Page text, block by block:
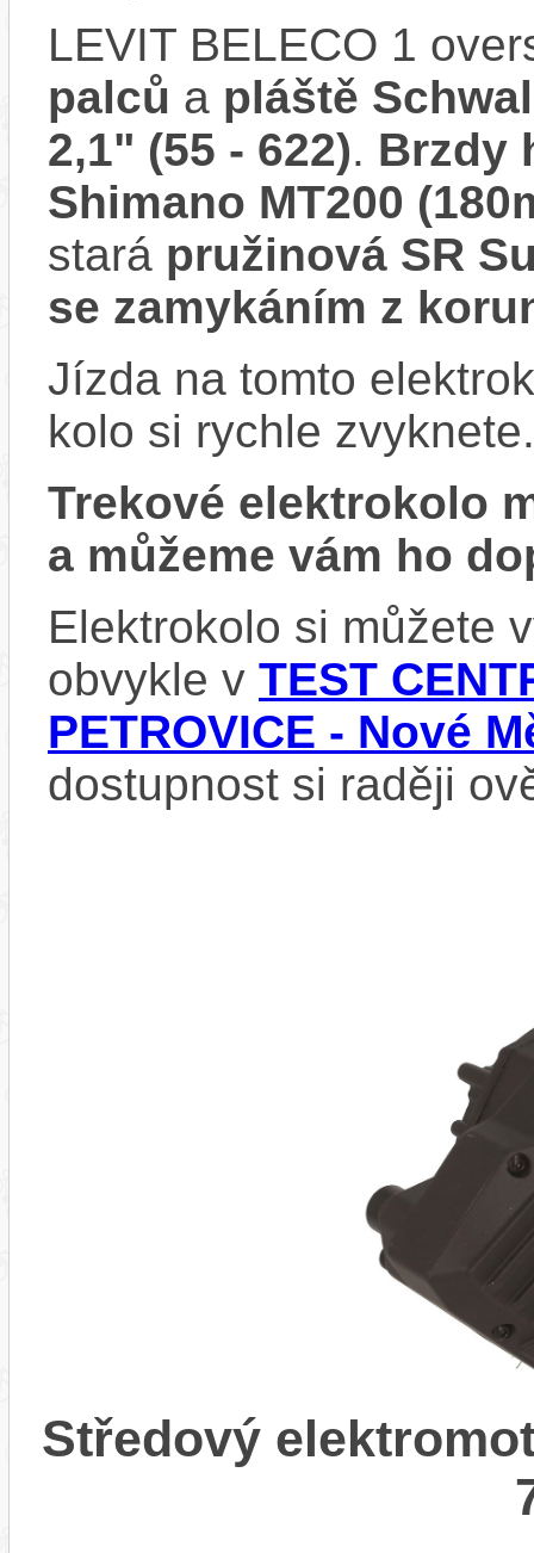
LEVIT BELECO 1
palců a pláště
2,1" (55 - 622). Brzdy
Shimano MT200
stará pružinová SR
se zamykáním z
Jízda na tomto
kolo si rychle zvyknete.
Trekové elektrokolo
a můžeme vám ho
Elektrokolo si můžete
obvykle v TEST
PETROVICE - Nové
dostupnost si raději
Středový